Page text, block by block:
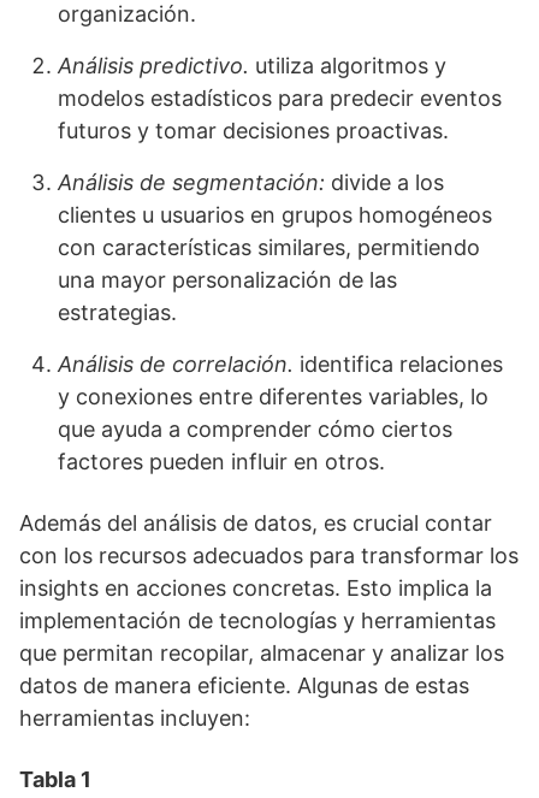
organización.
Análisis predictivo. utiliza algoritmos y
modelos estadísticos para predecir eventos
futuros y tomar decisiones proactivas.
Análisis de segmentación: divide a los
clientes u usuarios en grupos homogéneos
con características similares, permitiendo
una mayor personalización de las
estrategias.
Análisis de correlación. identifica relaciones
y conexiones entre diferentes variables, lo
que ayuda a comprender cómo ciertos
factores pueden influir en otros.
Además del análisis de datos, es crucial contar
con los recursos adecuados para transformar los
insights en acciones concretas. Esto implica la
implementación de tecnologías y herramientas
que permitan recopilar, almacenar y analizar los
datos de manera eficiente. Algunas de estas
herramientas incluyen:
Tabla 1